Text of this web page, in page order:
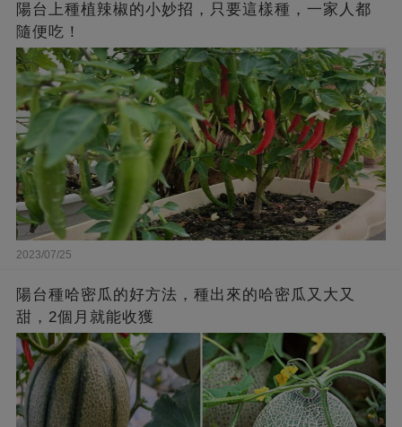
陽台上種植辣椒的小妙招，只要這樣種，一家人都
隨便吃！
2023/07/25
陽台種哈密瓜的好方法，種出來的哈密瓜又大又
甜，2個月就能收獲